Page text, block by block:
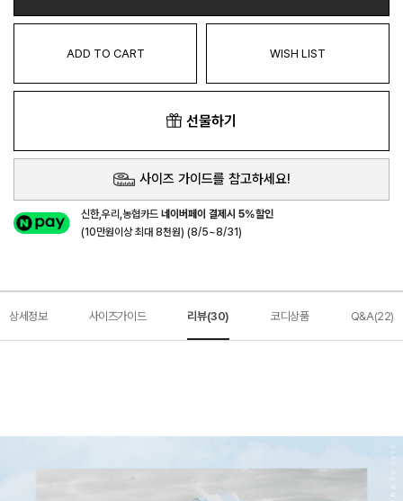
ADD TO CART WISH LIST
선물하기
사이즈 가이드를 참고하세요!
신한,우리,농협카드네이버페이 결제시 5%할인
(10만원이상 최대 8천원) (8/5~8/31)
상세정보 사이즈가이드 리뷰(30) 코디상품 Q&A(22)